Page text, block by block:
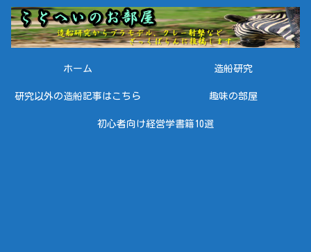
ホーム 造船研究
研究以外の造船記事はこちら 趣味の部屋
初心者向け経営学書籍10選